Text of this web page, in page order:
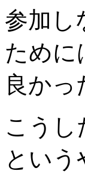
参加し
ために
良かっ
こうし
とい